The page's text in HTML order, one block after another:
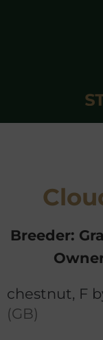
Breeder:
chestnut, F
(GB)